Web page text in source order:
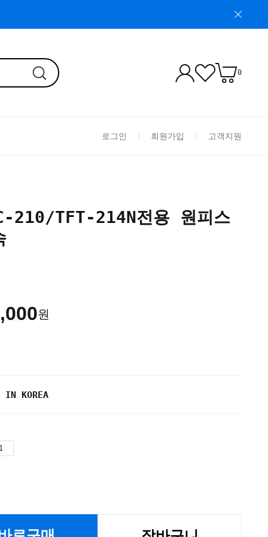
0
로그인 회원가입 고객지원
210/TFT-214N전용 원피스
원
IN KOREA